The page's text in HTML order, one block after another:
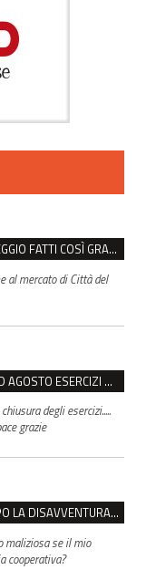
MAXI-RISSA ALLA CANALINA, MASSARI: “A REGGIO FATTI COSÌ GRAVI NON DEVONO TROVARE SPAZIO”
al mercato di Città del
REGGIO, ARRIVA L’ORDINANZA ANTIALCOL: AD AGOSTO ESERCIZI DI VICINATO CHIUSI DALLE 22 ALLE 6
degli esercizi.....
grazie
PARK ZUCCHI E IL RITORNO ALLE ORIGINI DOPO LA DISAVVENTURA CON REGGIO EMILIA PARCHEGGI
maliziosa se il mio
cooperativa?